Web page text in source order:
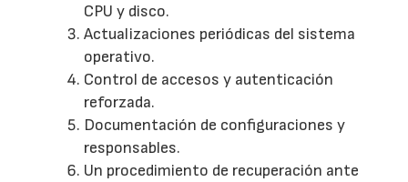
CPU y disco.
Actualizaciones periódicas del sistema
operativo.
Control de accesos y autenticación
reforzada.
Documentación de configuraciones y
responsables.
Un procedimiento de recuperación ante